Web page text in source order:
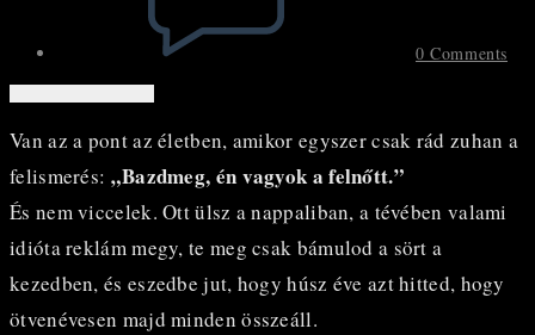
0 Comments
Van az a pont az életben, amikor egyszer csak rád zuhan a
felismerés: „Bazdmeg, én vagyok a felnőtt.”
És nem viccelek. Ott ülsz a nappaliban, a tévében valami
idióta reklám megy, te meg csak bámulod a sört a
kezedben, és eszedbe jut, hogy húsz éve azt hitted, hogy
ötvenévesen majd minden összeáll.